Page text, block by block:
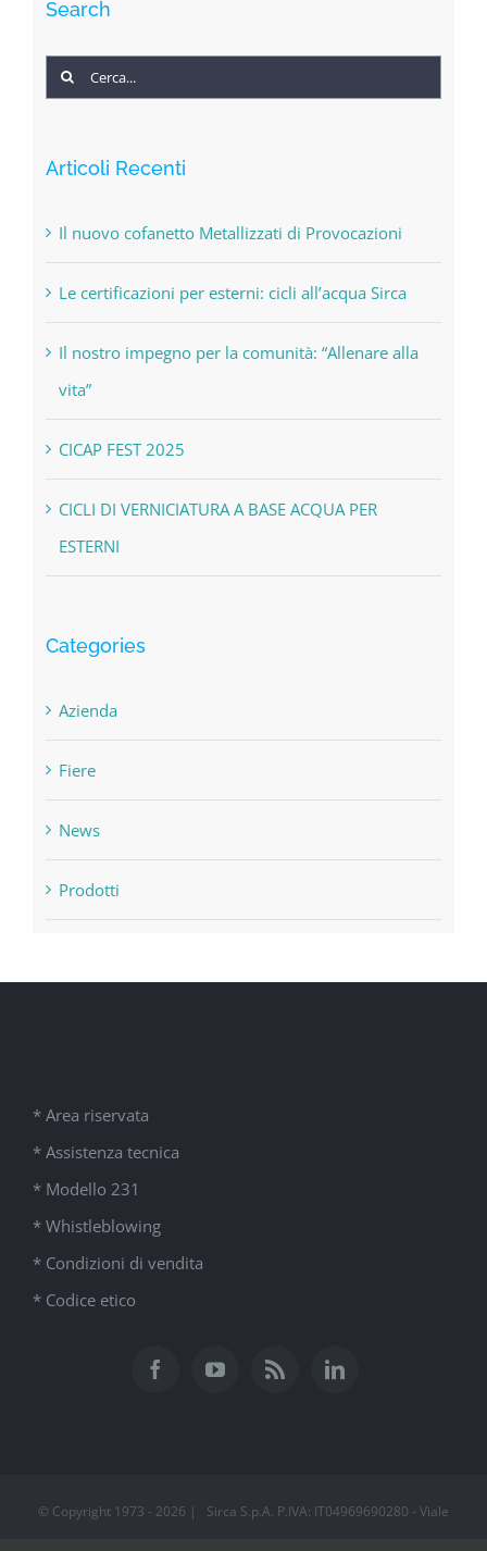
Search
Cerca
Articoli Recenti
Il nuovo cofanetto Metallizzati di Provocazioni
Le certificazioni per esterni: cicli all’acqua Sirca
Il nostro impegno per la comunità: “Allenare alla
vita”
CICAP FEST 2025
CICLI DI VERNICIATURA A BASE ACQUA PER
ESTERNI
Categories
Azienda
Fiere
News
Prodotti
* Area riservata
* Assistenza tecnica
* Modello 231
* Whistleblowing
* Condizioni di vendita
* Codice etico
© Copyright 1973 - 2026 | Sirca S.p.A. P.IVA: IT04969690280 - Viale